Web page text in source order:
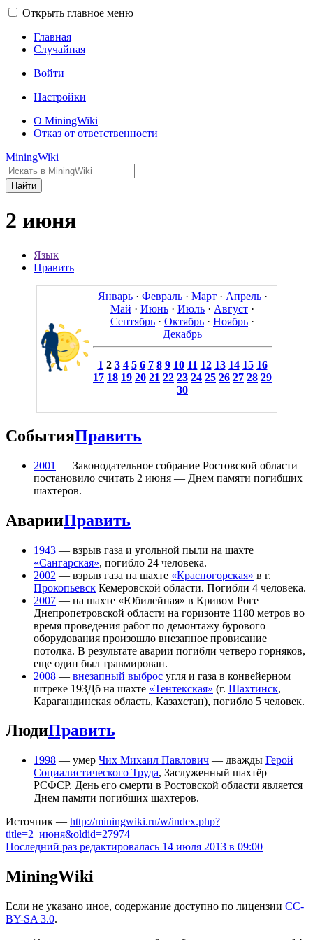
Открыть главное меню
Главная
Случайная
Войти
Настройки
О MiningWiki
Отказ от ответственности
MiningWiki
Найти
2 июня
Язык
Править
Январь· Февраль· Март· Апрель·
Май · Июнь · Июль · Август ·
Сентябрь · Октябрь · Ноябрь ·
Декабрь
1 2 3 4 5 6 7 8 9 10 11 12 13 14 15 16
17 18 19 20 21 22 23 24 25 26 27 28 29
30
СобытияПравить
2001 — Законодательное собрание Ростовской области
постановило считать 2 июня — Днем памяти погибших
шахтеров.
АварииПравить
1943 — взрыв газа и угольной пыли на шахте
«Сангарская», погибло 24 человека.
2002 — взрыв газа на шахте «Красногорская» в г.
Прокопьевск Кемеровской области. Погибли 4 человека.
2007 — на шахте «Юбилейная» в Кривом Роге
Днепропетровской области на горизонте 1180 метров во
время проведения работ по демонтажу бурового
оборудования произошло внезапное провисание
потолка. В результате аварии погибли четверо горняков,
еще один был травмирован.
2008 — внезапный выброс угля и газа в конвейерном
штреке 193Дб на шахте «Тентекская» (г. Шахтинск,
Карагандинская область, Казахстан), погибло 5 человек.
ЛюдиПравить
1998 — умер Чих Михаил Павлович — дважды Герой
Социалистического Труда, Заслуженный шахтёр
РСФСР. День его смерти в Ростовской области является
Днем памяти погибших шахтеров.
Источник — http://miningwiki.ru/w/index.php?
title=2_июня&oldid=27974
Последний раз редактировалась 14 июля 2013 в 09:00
MiningWiki
Если не указано иное, содержание доступно по лицензии CC-
BY-SA 3.0.